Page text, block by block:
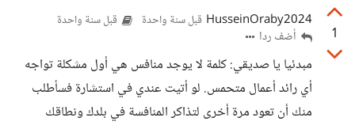
1
HusseinOraby2024 قبل سنة واحدة قبل سنة واحدة
أضف ردا
مبدئيا يا صديقي: كلمة لا يوجد منافس هي أول مشكلة تواجه
أي رائد أعمال متحمس. لو أتيت عندي في استشارة فسأطلب
منك أن تعود مرة أخرى لتذاكر المنافسة في بلدك ونطاقك